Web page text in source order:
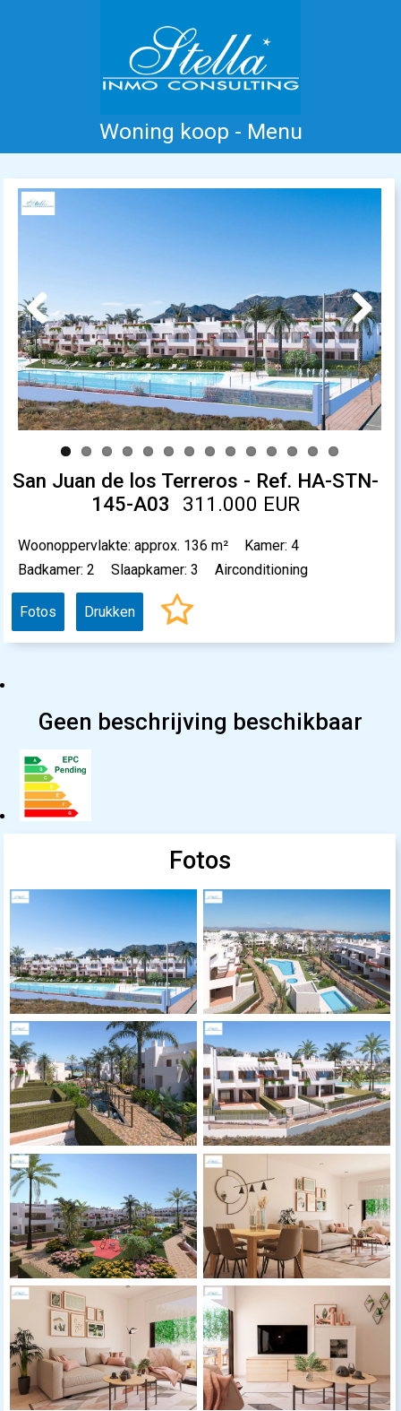
Woning koop - Menu
Home Costa Blanca Koop Huur
Nieuwbouw
Informatie Referenties
Previous Next
San Juan de los Terreros - Ref. HA-STN-
145-A03
311.000 EUR
Woonoppervlakte: approx. 136 m²
Kamer: 4
Badkamer: 2
Slaapkamer: 3 Airconditioning
Fotos Drukken
Geen beschrijving beschikbaar
Fotos